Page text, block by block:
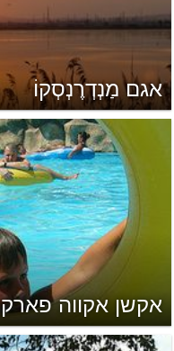
אגם מַנְדְרֶנְסְקוֹ
אקשן אקווה פארק